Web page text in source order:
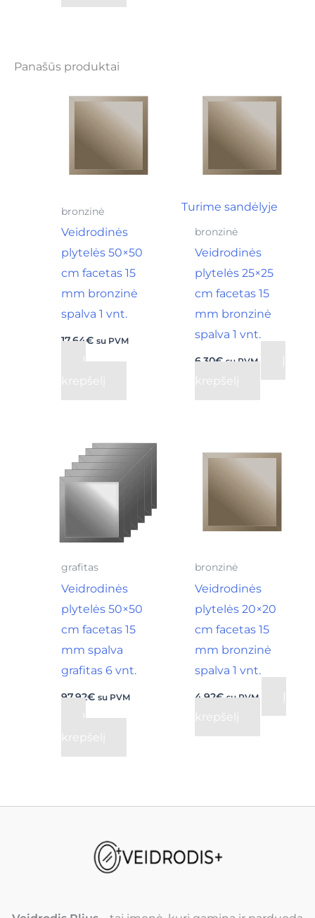
Panašūs produktai
bronzinė
Veidrodinės
plytelės 50×50
cm facetas 15
mm bronzinė
spalva 1 vnt.
17,64€ su PVM
Į
krepšelį
Turime sandėlyje
bronzinė
Veidrodinės
plytelės 25×25
cm facetas 15
mm bronzinė
spalva 1 vnt.
6,30€ su PVM
krepšelį
grafitas
Veidrodinės
plytelės 50×50
cm facetas 15
mm spalva
grafitas 6 vnt.
97,92€ su PVM
Į
krepšelį
bronzinė
Veidrodinės
plytelės 20×20
cm facetas 15
mm bronzinė
spalva 1 vnt.
4,92€ su PVM
Į
krepšelį